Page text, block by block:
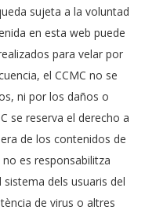
sujeta a la voluntad
en esta web puede
para velar por
el CCMC no se
ni por los daños o
se reserva el derecho a
de los contenidos de
es responsabilitza
dels usuaris del
de virus o altres